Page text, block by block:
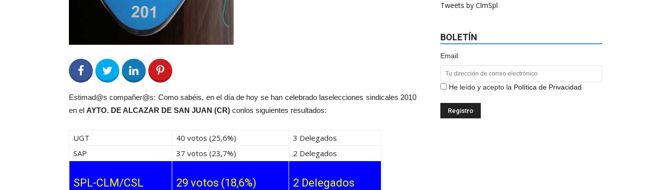
0 Share on Facebook
0 Share on Twitter
0
Estimad@s compañer@s: Como sabéis, en el día de hoy se han celebrado laselecciones sindicales 2010
en el AYTO. DE ALCAZAR DE SAN JUAN (CR) conlos siguientes resultados:
UGT 40 votos (25,6%)
3 Delegados
SAP
37 votos (23,7%) 2 Delegados
SPL-CLM/CSL 29 votos (18,6%) 2 Delegados
Tweets by ClmSpl
BOLETÍN
Email:
He leído y acepto la Política de Privacidad